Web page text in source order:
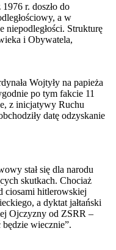
r. doszło do
a w
niepodległości. Strukturę
i Obywatela,
Wojtyły na papieża
po tym fakcie 11
z inicjatywy Ruchu
datę odzyskanie
stał się dla narodu
skutkach. Chociaż
ciosami hitlerowskiej
a dyktat jałtański
Ojczyzny od ZSRR –
wiecznie”.